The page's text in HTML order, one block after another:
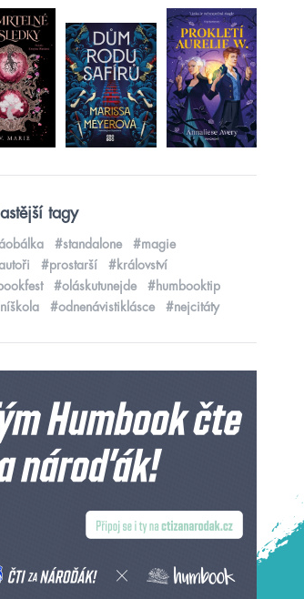
tagy
#standalone
#magie
#prostarší
#království
#oláskutunejde
#humbooktip
#odnenávistiklásce #nejcitáty